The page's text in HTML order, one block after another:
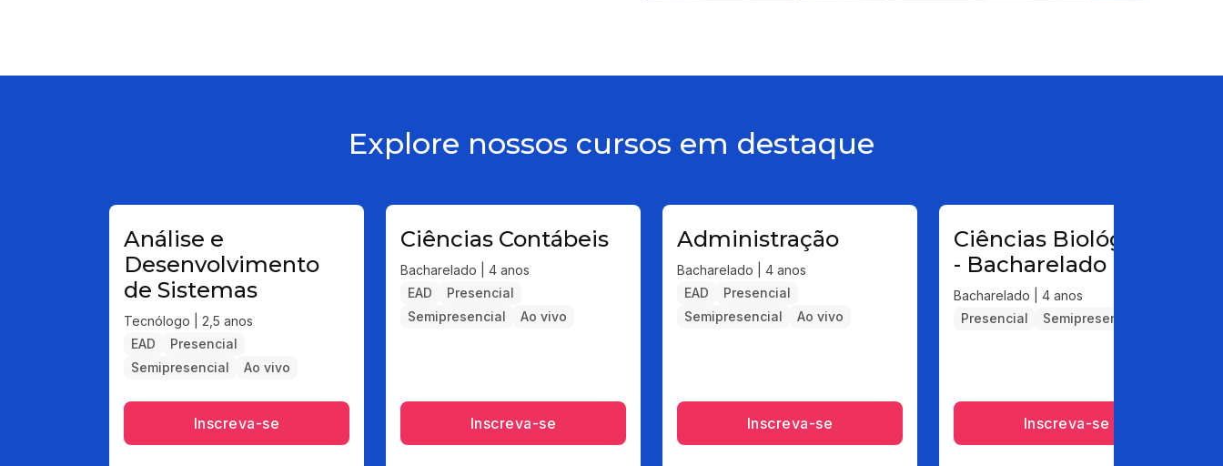
Explore nossos cursos em destaque
Análise e
Desenvolvimento
de Sistemas
Tecnólogo | 2,5 anos
EAD
Presencial
Semipresencial
Ao vivo
Inscreva-se
Ciências Contábeis
Bacharelado | 4 anos
EAD
Presencial
Semipresencial
Ao vivo
Inscreva-se
Administração
Bacharelado | 4 anos
EAD
Presencial
Semipresencial
Ao vivo
Inscreva-se
Ciências Biológicas
- Bacharelado
Bacharelado | 4 anos
Presencial
Semipresencial
Inscreva-se